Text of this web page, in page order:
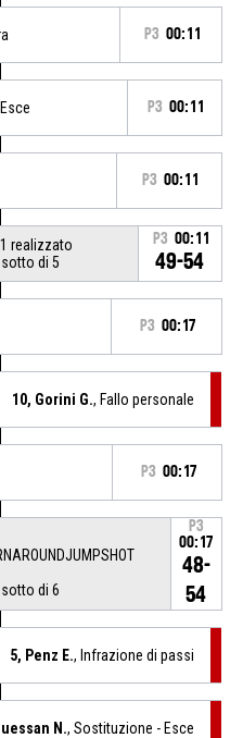
P3 00:11
P3 00:11
P3 00:11
realizzato
sotto di 5
P3 00:11
49-54
P3 00:17
10, Gorini G., Fallo personale
P3 00:17
sotto di 6
P3
00:17
48-
54
5, Penz E., Infrazione di passi
N., Sostituzione - Esce